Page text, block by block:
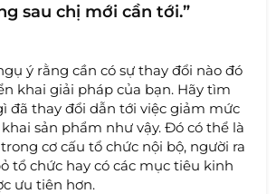
sau chị mới cần tới.”
ý rằng cần có sự thay đổi nào đó
khai giải pháp của bạn. Hãy tìm
đã thay đổi dẫn tới việc giảm mức
sản phẩm như vậy. Đó có thể là
cơ cấu tổ chức nội bộ, người ra
tổ chức hay có các mục tiêu kinh
ưu tiên hơn.